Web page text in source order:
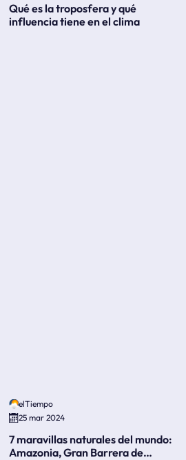
Qué es la troposfera y qué
influencia tiene en el clima
elTiempo
25 mar 2024
7 maravillas naturales del mundo:
Amazonia, Gran Barrera de